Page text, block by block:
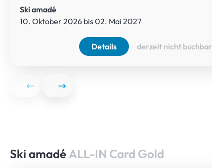
Ski amadé
10. Oktober 2026 bis 02. Mai 2027
Details derzeit nicht buchbar
Ski amadé ALL-IN Card Gold